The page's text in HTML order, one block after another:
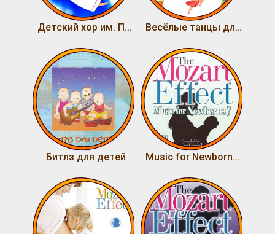
Детский хор им. Попова - Волшебная страна Весёлые танцы для детей
Битлз для детей Music for Newborns - A Bright Beginning